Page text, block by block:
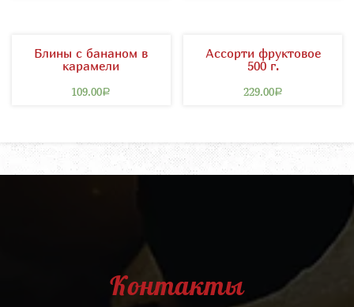
Блины с бананом в
карамели
109.00Р
Ассорти фруктовое
500 г.
229.00Р
Контакты